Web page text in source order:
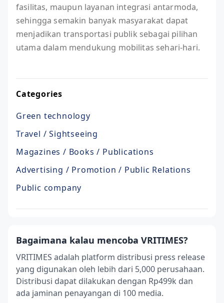
fasilitas, maupun layanan integrasi antarmoda,
sehingga semakin banyak masyarakat dapat
menjadikan transportasi publik sebagai pilihan
utama dalam mendukung mobilitas sehari-hari.
Categories
Green technology
Travel / Sightseeing
Magazines / Books / Publications
Advertising / Promotion / Public Relations
Public company
Bagaimana kalau mencoba VRITIMES?
VRITIMES adalah platform distribusi press release
yang digunakan oleh lebih dari 5,000 perusahaan.
Distribusi dapat dilakukan dengan Rp499k dan
ada jaminan penayangan di 100 media.